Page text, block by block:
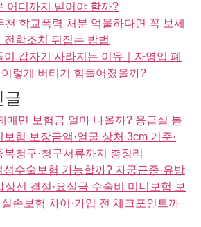
어디까지 믿어야 할까?
천 학교폭력 처분 억울하다면 꼭 보세
전학조치 뒤집는 방법
이 갑자기 사라지는 이유｜자영업 폐
렇게 버티기 힘들어졌을까?
글
매면 보험금 얼마 나올까? 응급실 봉
험 보장금액·얼굴 상처 3cm 기준·
청구·청구서류까지 총정리
성수술보험 가능할까? 자궁근종·유방
상선 결절·요실금 수술비 미니보험 보
손보험 차이·가입 전 체크포인트까